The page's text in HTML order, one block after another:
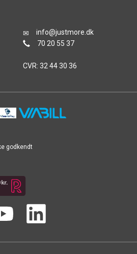
info@justmore.dk
70 20 55 37
CVR: 32 44 30 36
godkendt